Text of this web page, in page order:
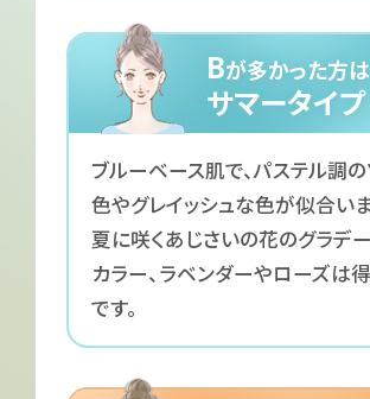
Bが多かった方は
サマータイプ
ブルーベース肌で、パステル調の
色やグレイッシュな色が似合い
夏に咲くあじさいの花のグラデ
カラー、ラベンダーやローズは
です。